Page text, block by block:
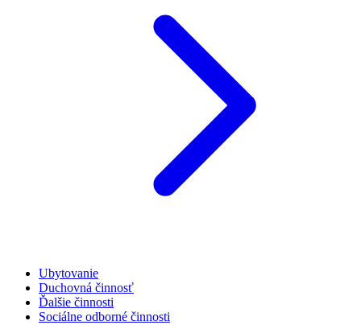
Ubytovanie
Duchovná činnosť
Ďalšie činnosti
Sociálne odborné činnosti